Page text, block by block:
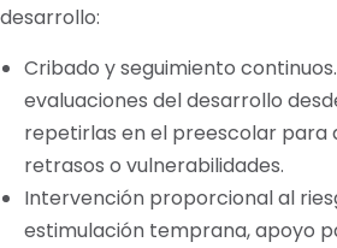
desarrollo:
Cribado y seguimiento
evaluaciones del desarrollo
repetirlas en el preescolar
retrasos o vulnerabilidades.
Intervención proporcional al
estimulación temprana, apoyo